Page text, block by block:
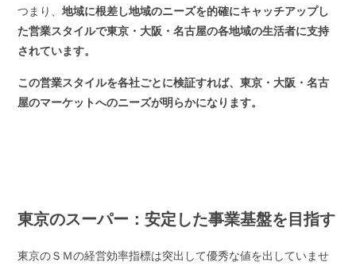
つまり、地域に根差し地域のニーズを的確にキャッチアップし
た営業スタイルで東京・大阪・名古屋の各地域の生活者に支持
されています。
この営業スタイルを各社ごとに検証すれば、東京・大阪・名古
屋のマーケットへのニーズが明らかになります。
東京のスーパー：安定した事業基盤を目指す
東京のＳＭの経営効率指標は突出して優秀な値を出していませ